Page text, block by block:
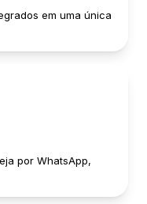
em uma única
por WhatsApp,